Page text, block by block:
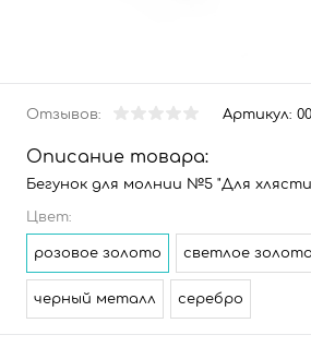
Отзывов: Артикул:
Описание товара:
Бегунок для молнии №5 "Для
Цвет:
розовое золото светлое золото
черный металл серебро